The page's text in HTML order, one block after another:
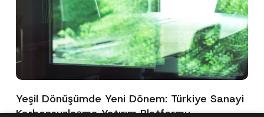
Yeşil Dönüşümde Yeni Dönem: Türkiye Sanayi
Karbonsuzlaşma Yatırım Platformu